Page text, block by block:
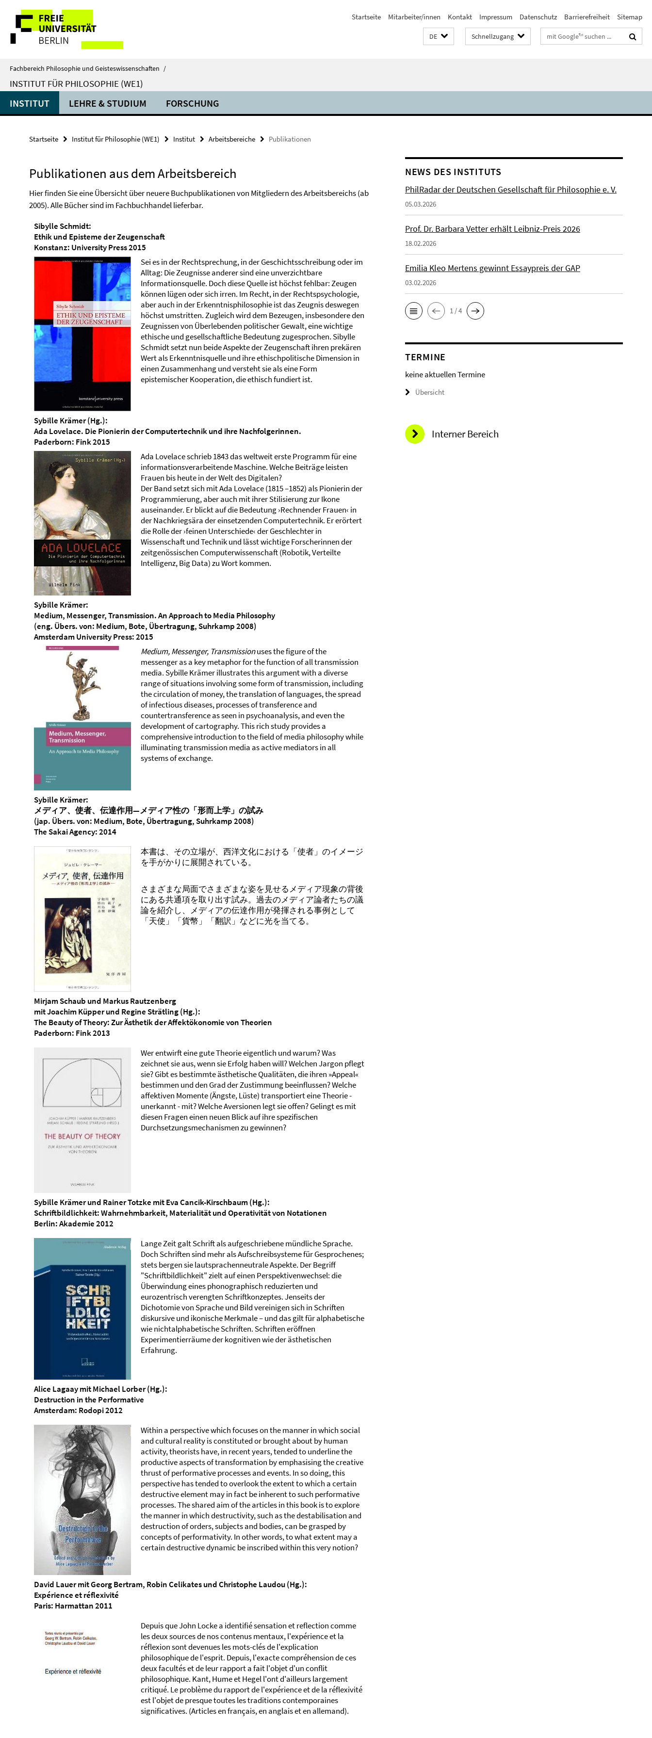
direkt
Inhalt
Service-
Navigation
Startseite Mitarbeiter/innen Kontakt Impressum Datenschutz Barrierefreiheit Sitemap
DE Schnellzugang Suchbegriffe
Fachbereich Philosophie und Geisteswissenschaften /
INSTITUT FÜR PHILOSOPHIE (WE1)
INSTITUT LEHRE & STUDIUM FORSCHUNG
Startseite Institut für Philosophie (WE1) Institut Arbeitsbereiche Publikationen
Publikationen aus dem Arbeitsbereich
Hier finden Sie eine Übersicht über neuere Buchpublikationen von Mitgliedern des Arbeitsbereichs (ab
2005). Alle Bücher sind im Fachbuchhandel lieferbar.
Sibylle Schmidt:
Ethik und Episteme der Zeugenschaft
Konstanz: University Press 2015
Sei es in der Rechtsprechung, in der Geschichtsschreibung oder im
Alltag: Die Zeugnisse anderer sind eine unverzichtbare
Informationsquelle. Doch diese Quelle ist höchst fehlbar: Zeugen
können lügen oder sich irren. Im Recht, in der Rechtspsychologie,
aber auch in der Erkenntnisphilosophie ist das Zeugnis deswegen
höchst umstritten. Zugleich wird dem Bezeugen, insbesondere den
Zeugnissen von Überlebenden politischer Gewalt, eine wichtige
ethische und gesellschaftliche Bedeutung zugesprochen. Sibylle
Schmidt setzt nun beide Aspekte der Zeugenschaft ihren prekären
Wert als Erkenntnisquelle und ihre ethischpolitische Dimension in
einen Zusammenhang und versteht sie als eine Form
epistemischer Kooperation, die ethisch fundiert ist.
Sybille Krämer (Hg.):
Ada Lovelace. Die Pionierin der Computertechnik und ihre Nachfolgerinnen.
Paderborn: Fink 2015
Ada Lovelace schrieb 1843 das weltweit erste Programm für eine
informationsverarbeitende Maschine. Welche Beiträge leisten
Frauen bis heute in der Welt des Digitalen?
Der Band setzt sich mit Ada Lovelace (1815 –1852) als Pionierin der
Programmierung, aber auch mit ihrer Stilisierung zur Ikone
auseinander. Er blickt auf die Bedeutung ›Rechnender Frauen‹ in
der Nachkriegsära der einsetzenden Computertechnik. Er erörtert
die Rolle der ›feinen Unterschiede‹ der Geschlechter in
Wissenschaft und Technik und lässt wichtige Forscherinnen der
zeitgenössischen Computerwissenschaft (Robotik, Verteilte
Intelligenz, Big Data) zu Wort kommen.
Sybille Krämer:
Medium, Messenger, Transmission. An Approach to Media Philosophy
(eng. Übers. von: Medium, Bote, Übertragung, Suhrkamp 2008)
Amsterdam University Press: 2015
Medium, Messenger, Transmissionuses the figure of the
messenger as a key metaphor for the function of all transmission
media. Sybille Krämer illustrates this argument with a diverse
range of situations involving some form of transmission, including
the circulation of money, the translation of languages, the spread
of infectious diseases, processes of transference and
countertransference as seen in psychoanalysis, and even the
development of cartography. This rich study provides a
comprehensive introduction to the field of media philosophy while
illuminating transmission media as active mediators in all
systems of exchange.
Sybille Krämer:
メディア、使者、伝達作用―メディア性の「形而上学」の試み
(jap. Übers. von: Medium, Bote, Übertragung, Suhrkamp 2008)
The Sakai Agency: 2014
本書は、その立場が、西洋文化における「使者」のイメージ
を手がかりに展開されている。
さまざまな局面でさまざまな姿を見せるメディア現象の背後
にある共通項を取り出す試み。過去のメディア論者たちの議
論を紹介し、メディアの伝達作用が発揮される事例として
「天使」「貨幣」「翻訳」などに光を当てる。
Mirjam Schaub und Markus Rautzenberg
mit Joachim Küpper und Regine Strätling (Hg.):
The Beauty of Theory: Zur Ästhetik der Affektökonomie von Theorien
Paderborn: Fink 2013
Wer entwirft eine gute Theorie eigentlich und warum? Was
zeichnet sie aus, wenn sie Erfolg haben will? Welchen Jargon pflegt
sie? Gibt es bestimmte ästhetische Qualitäten, die ihren »Appeal«
bestimmen und den Grad der Zustimmung beeinflussen? Welche
affektiven Momente (Ängste, Lüste) transportiert eine Theorie -
unerkannt - mit? Welche Aversionen legt sie offen? Gelingt es mit
diesen Fragen einen neuen Blick auf ihre spezifischen
Durchsetzungsmechanismen zu gewinnen?
Sybille Krämer und Rainer Totzke mit Eva Cancik-Kirschbaum (Hg.):
Schriftbildlichkeit: Wahrnehmbarkeit, Materialität und Operativität von Notationen
Berlin: Akademie 2012
Lange Zeit galt Schrift als aufgeschriebene mündliche Sprache.
Doch Schriften sind mehr als Aufschreibsysteme für Gesprochenes;
stets bergen sie lautsprachenneutrale Aspekte. Der Begriff
"Schriftbildlichkeit" zielt auf einen Perspektivenwechsel: die
Überwindung eines phonographisch reduzierten und
eurozentrisch verengten Schriftkonzeptes. Jenseits der
Dichotomie von Sprache und Bild vereinigen sich in Schriften
diskursive und ikonische Merkmale – und das gilt für alphabetische
wie nichtalphabetische Schriften. Schriften eröffnen
Experimentierräume der kognitiven wie der ästhetischen
Erfahrung.
Alice Lagaay mit Michael Lorber (Hg.):
Destruction in the Performative
Amsterdam: Rodopi 2012
Within a perspective which focuses on the manner in which social
and cultural reality is constituted or brought about by human
activity, theorists have, in recent years, tended to underline the
productive aspects of transformation by emphasising the creative
thrust of performative processes and events. In so doing, this
perspective has tended to overlook the extent to which a certain
destructive element may in fact be inherent to such performative
processes. The shared aim of the articles in this book is to explore
the manner in which destructivity, such as the destabilisation and
destruction of orders, subjects and bodies, can be grasped by
concepts of performativity. In other words, to what extent may a
certain destructive dynamic be inscribed within this very notion?
David Lauer mit Georg Bertram, Robin Celikates und Christophe Laudou (Hg.):
Expérience et réflexivité
Paris: Harmattan 2011
Depuis que John Locke a identifié sensation et reflection comme
les deux sources de nos contenus mentaux, l'expérience et la
réflexion sont devenues les mots-clés de l'explication
philosophique de l'esprit. Depuis, l'exacte compréhension de ces
deux facultés et de leur rapport a fait l'objet d'un conflit
philosophique. Kant, Hume et Hegel l'ont d'ailleurs largement
critiqué. Le problème du rapport de l'expérience et de la réflexivité
est l'objet de presque toutes les traditions contemporaines
significatives. (Articles en français, en anglais et en allemand).
NEWS DES INSTITUTS
PhilRadar der Deutschen Gesellschaft für Philosophie e. V.
05.03.2026
Prof. Dr. Barbara Vetter erhält Leibniz-Preis 2026
18.02.2026
Emilia Kleo Mertens gewinnt Essaypreis der GAP
03.02.2026
1 / 4
TERMINE
keine aktuellen Termine
Übersicht
Interner Bereich